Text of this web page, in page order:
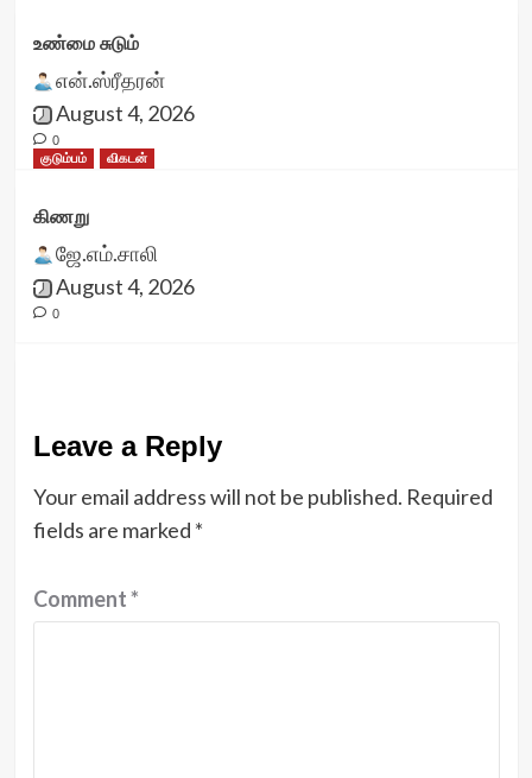
உண்மை சுடும்
என்.ஸ்ரீதரன்
August 4, 2026
0
குடும்பம்
விகடன்
கிணறு
ஜே.எம்.சாலி
August 4, 2026
0
Leave a Reply
Your email address will not be published. Required
fields are marked *
Comment*